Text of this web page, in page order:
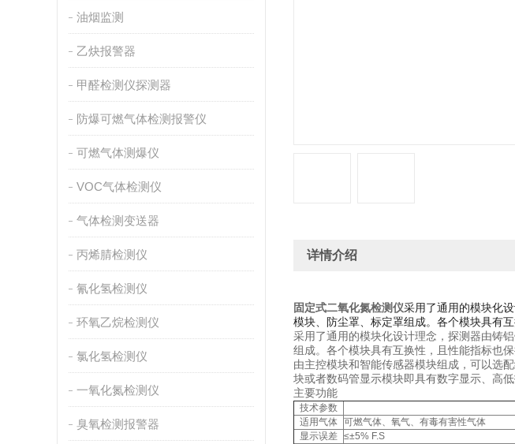
油烟监测
乙炔报警器
甲醛检测仪探测器
防爆可燃气体检测报警仪
可燃气体测爆仪
VOC气体检测仪
气体检测变送器
丙烯腈检测仪
氰化氢检测仪
环氧乙烷检测仪
氯化氢检测仪
一氧化氮检测仪
臭氧检测报警器
详情介绍
固定式二氧化氮检测仪采用了通用的模块化
模块、防尘罩、标定罩组成。各个模块具有
采用了通用的模块化设计理念，探测器由铸
组成。各个模块具有互换性，且性能指标也保
由主控模块和智能传感器模块组成，可以选
块或者数码管显示模块即具有数字显示、高
主要功能
技术参数
适用气体 可燃气体、氧气、有毒有害性气体
显示误差 ≤±5% F.S